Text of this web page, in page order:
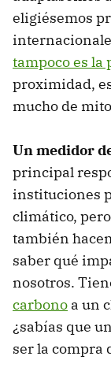
eligiésemos
tampoco es la
proximidad,
mucho de
Un medidor
principal
instituciones
climático,
también
saber qué
nosotros.
carbono a un
¿sabías que
ser la compra